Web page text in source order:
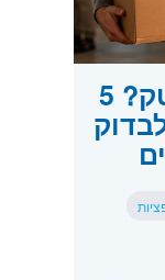
פוטרתם מההייטק? 5